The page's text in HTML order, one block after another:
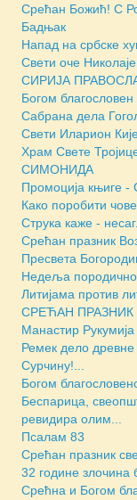
Срећан Божић! С
Бадњак
Напад на србске
Свети оче
СИРИЈА
Богом
Сабрана дела
Свети Иларион
Храм Свете
СИМОНИДА
Промоција књиге
Како поробити
Струка каже -
Срећан празник
Пресвета
Недеља
Литијама против
СРЕЋАН
Манастир
Ремек дело
Сурчину!...
Богом
Беспарица,
ревидира олим...
Псалам 83
Срећан празник
32 године злочина
Срећна и Богом